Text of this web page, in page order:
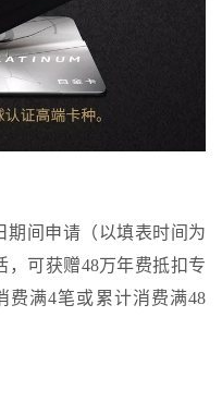
期间申请（以填表时间为
，可获赠48万年费抵扣专
费满4笔或累计消费满48